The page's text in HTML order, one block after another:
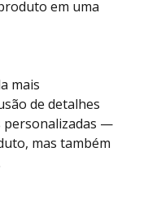
em uma
mais
de detalhes
personalizadas —
mas também